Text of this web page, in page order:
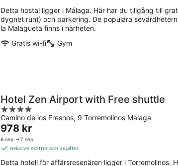
natt
Detta hostal ligger i Málaga. Här har du tillgång till
dygnet runt) och parkering. De populära
la Malagueta finns i närheten.
Gratis wi-fi
Gym
Hotel Zen Airport with Free shuttle
4
out
of
5
Camino de los Fresnos, 9 Torremolinos Malaga
Priset
är
978 kr
978 kr
6 sep. – 7 sep.
inklusive skatter och avgifter
Detta hotell för affärsresenären ligger i Torremolinos.